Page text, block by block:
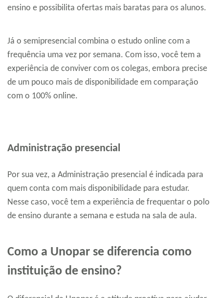
ensino e possibilita ofertas mais baratas para os alunos.
Já o semipresencial combina o estudo online com a
frequência uma vez por semana. Com isso, você tem a
experiência de conviver com os colegas, embora precise
de um pouco mais de disponibilidade em comparação
com o 100% online.
Administração presencial
Por sua vez, a Administração presencial é indicada para
quem conta com mais disponibilidade para estudar.
Nesse caso, você tem a experiência de frequentar o polo
de ensino durante a semana e estuda na sala de aula.
Como a Unopar se diferencia como
instituição de ensino?